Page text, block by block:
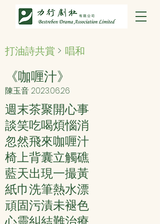
打油詩共賞 > 唱和
《咖喱汁》
陳玉音2023.06.26
週末茶聚開心事
談笑吃喝煩惱消
忽然飛來咖喱汁
椅上背囊立觸礁
藍天出現一撮黃
紙巾洗筆熱水漂
頑固污漬未褪色